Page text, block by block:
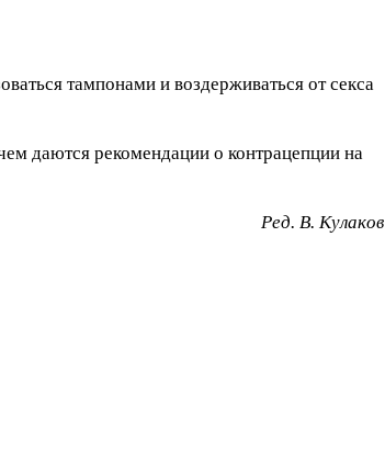
тампонами и воздерживаться от секса
даются рекомендации о контрацепции на
Peд. B. Kyлaкoв